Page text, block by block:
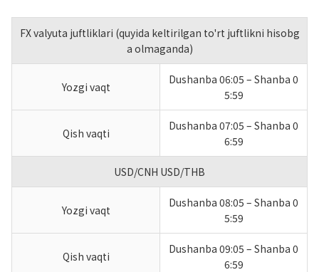
FX valyuta juftliklari (quyida keltirilgan to'rt juftlikni hisobg
a olmaganda)
Yozgi vaqt
Dushanba 06:05 – Shanba 0
5:59
Qish vaqti
Dushanba 07:05 – Shanba 0
6:59
USD/CNH USD/THB
Yozgi vaqt
Dushanba 08:05 – Shanba 0
5:59
Qish vaqti
Dushanba 09:05 – Shanba 0
6:59